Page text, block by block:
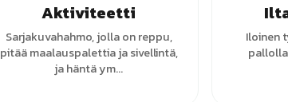
Aktiviteetti
Sarjakuvahahmo, jolla on reppu,
pitää maalauspalettia ja sivellintä,
ja häntä ym...
Iloinen